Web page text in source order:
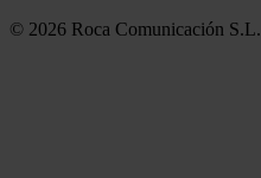
© 2026 Roca Comunicación S.L.